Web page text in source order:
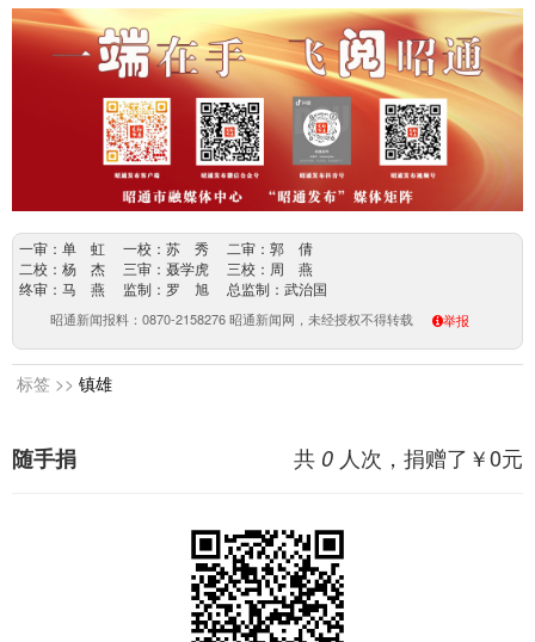
一审：单 虹 一校：苏 秀 二审：郭 倩
二校：杨 杰 三审：聂学虎 三校：周 燕
终审：马 燕 监制：罗 旭 总监制：武治国
昭通新闻报料：0870-2158276 昭通新闻网，未经授权不得转载 举报
标签 >> 镇雄
共 0 人次，捐赠了￥0元
随手捐